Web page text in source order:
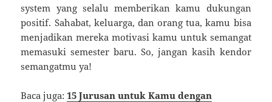
system yang selalu memberikan kamu dukungan
positif. Sahabat, keluarga, dan orang tua, kamu bisa
menjadikan mereka motivasi kamu untuk semangat
memasuki semester baru. So, jangan kasih kendor
semangatmu ya!
Baca juga:15 Jurusan untuk Kamu dengan